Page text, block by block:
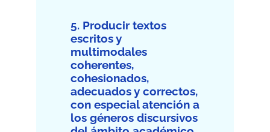
5. Producir textos
escritos y
multimodales
coherentes,
cohesionados,
adecuados y correctos,
con especial atención a
los géneros discursivos